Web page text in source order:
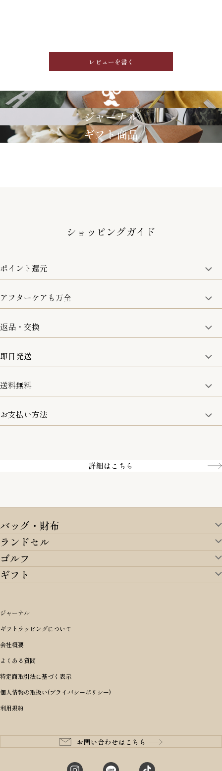
レビューを書く
GRIMM LAB
ジャーナル
ギフト商品
ショッピングガイド
ポイント還元
商品金額の10%をポイント還元いたします。
アフターケアも万全
取り扱い商品はすべて正規品となります。
修理などのご相談に関しましては、責任を持って対応させてい
ただきます。
返品・交換
8日以内なら、返品・交換も可能です。
即日発送
15:00までのご注文は即日発送
お取寄せ商品を除く
送料無料
5,500円(税込)以上で全国送料無料となります。
お支払い方法
詳細はこちら
バッグ・財布
バッグ・財布TOP
すべてを見る
アイテムから選ぶ
リュックサック・デイパック・バックパック
ショルダーバッグ
ボディバッグ・ウエストバッグ
長財布
二つ折り財布
三つ折り財布
コインケース・小銭入れ
m＋ エムピウ
PORTER 吉田カバン ポーター
BRIEFING ブリーフィング
Dakota ダコタ
CLEDRAN クレドラン
aniary アニアリ
CIE シー
StitchandSew ステッチアンドソー
ランドセル
ランドセルTOP
すべてを見る
オリジナルランドセル
女の子ランドセル
男の子ランドセル
ランドセル小物・その他
レッド
ピンク
パープル(ラベンダー)
キャメル
価格から選ぶ
〜49,999円
50,000円〜59,999円
60,000円〜69,999円
70,000円〜79,999円
80,000円〜
ゴルフ
ゴルフTOP
アイテムから選ぶ
キャディバッグ
ヘッドカバー
ゴルフ小物
ゴルフウェア/アクセサリー
ブランドから選ぶ
BRIEFING ブリーフィング
master-piece マスターピース
JONES ジョーンズ
木の庄帆布
ギフト
シーンから探す
誕生日
結婚祝い
出産祝い
入学・進学祝い
成人祝い
就職・栄転祝い
長寿・還暦祝い
性別・年齢から探す
男性向け
女性向け
10代
20代
30代
予算から探す
〜4,999円
5,000円〜9,999円
10,000円〜19,999円
20,000円〜29,999円
ジャーナル
ギフトラッピングについて
会社概要
よくある質問
特定商取引法に基づく表示
個人情報の取扱い(プライバシーポリシー)
利用規約
お問い合わせはこちら